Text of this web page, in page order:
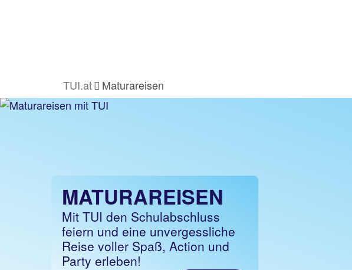
TUI.at Maturareisen
MATURAREISEN
Mit TUI den Schulabschluss
feiern und eine unvergessliche
Reise voller Spaß, Action und
Party erleben!